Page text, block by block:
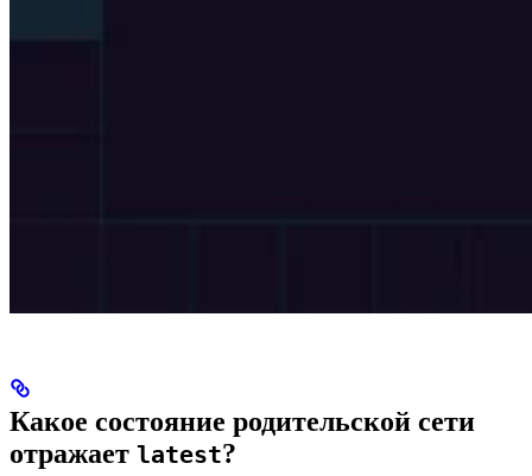
Какое состояние родительской сети
отражает latest?